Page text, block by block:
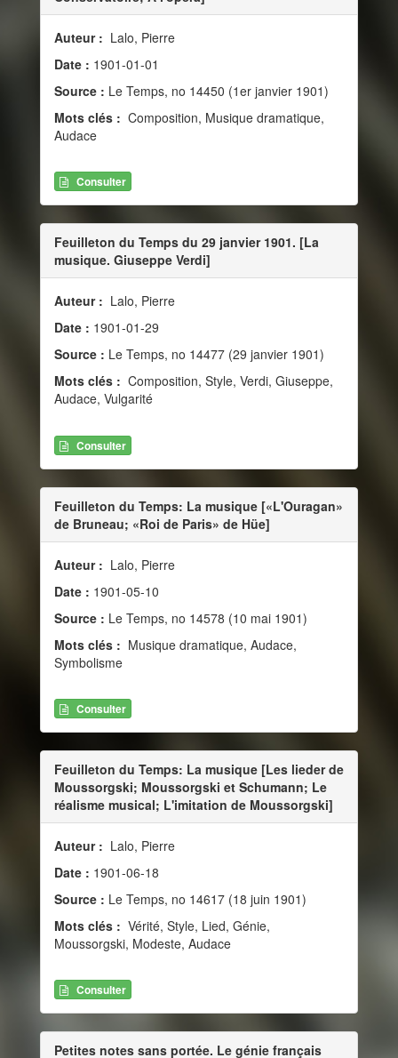
Auteur : Lalo, Pierre
Date : 1901-01-01
Source : Le Temps, no 14450 (1er janvier 1901)
Mots clés : Composition, Musique dramatique,
Audace
Consulter
Feuilleton du Temps du 29 janvier 1901. [La
musique. Giuseppe Verdi]
Auteur : Lalo, Pierre
Date : 1901-01-29
Source : Le Temps, no 14477 (29 janvier 1901)
Mots clés : Composition, Style, Verdi, Giuseppe,
Audace, Vulgarité
Consulter
Feuilleton du Temps: La musique [«L'Ouragan»
de Bruneau; «Roi de Paris» de Hüe]
Auteur : Lalo, Pierre
Date : 1901-05-10
Source : Le Temps, no 14578 (10 mai 1901)
Mots clés : Musique dramatique, Audace,
Symbolisme
Consulter
Feuilleton du Temps: La musique [Les lieder de
Moussorgski; Moussorgski et Schumann; Le
réalisme musical; L'imitation de Moussorgski]
Auteur : Lalo, Pierre
Date : 1901-06-18
Source : Le Temps, no 14617 (18 juin 1901)
Mots clés : Vérité, Style, Lied, Génie,
Moussorgski, Modeste, Audace
Consulter
Petites notes sans portée. Le génie français